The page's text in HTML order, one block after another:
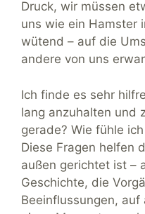
Druck, wir müssen
uns wie ein Hamster
wütend – auf die
andere von uns
Ich finde es sehr
lang anzuhalten und
gerade? Wie fühle
Diese Fragen helfen
außen gerichtet ist –
Geschichte, die
Beeinflussungen,